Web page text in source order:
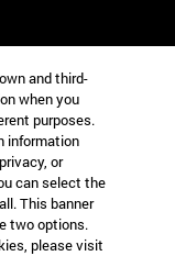
and third-
when you
purposes.
information
or
can select the
This banner
two options.
please visit